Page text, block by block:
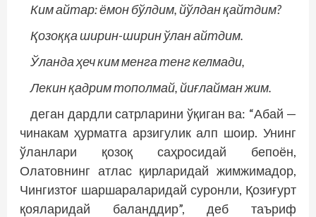
Ким айтар: ёмон бўлдим, йўлдан қайтдим?
Қозоққа ширин-ширин ўлан айтдим.
Ўланда ҳеч ким менга тенг келмади,
Лекин қадрим тополмай, йиғлайман жим.
деган дардли сатрларини ўқиган ва: “Абай —
чинакам ҳурматга арзигулик алп шоир. Унинг
ўланлари қозоқ саҳросидай бепоён,
Олатовнинг атлас қирларидай жимжимадор,
Чингизтоғ шаршараларидай суронли, Қозиғурт
қояларидай баланддир”, деб таъриф